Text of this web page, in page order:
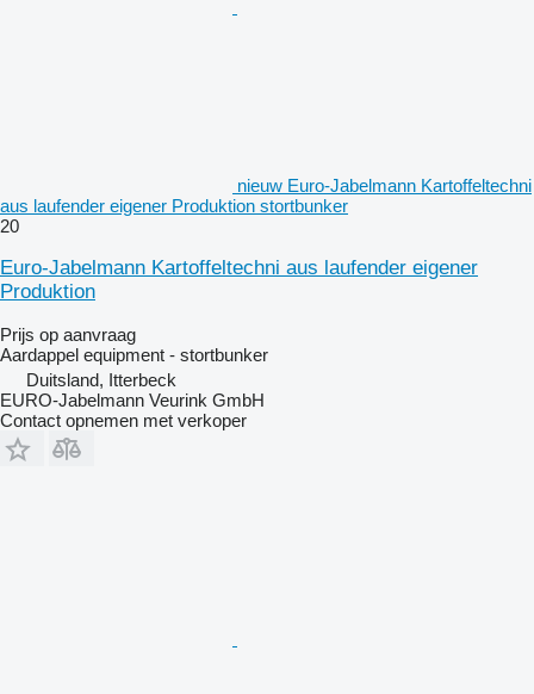
nieuw Euro-Jabelmann Kartoffeltechni
aus laufender eigener Produktion stortbunker
20
Euro-Jabelmann Kartoffeltechni aus laufender eigener
Produktion
Prijs op aanvraag
Aardappel equipment - stortbunker
Duitsland, Itterbeck
EURO-Jabelmann Veurink GmbH
Contact opnemen met verkoper